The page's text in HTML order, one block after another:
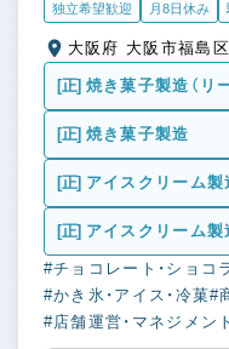
独立希望歓迎 月8日休み
[正] 焼き菓子製造（リ
[正] 焼き菓子製造
[正] アイスクリーム製
補）
[正] アイスクリーム製
#チョコレート・ショコ
#かき氷・アイス・冷菓#
#店舗運営・マネジメント